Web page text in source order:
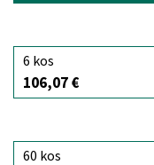
6 kos
106,07 €
60 kos